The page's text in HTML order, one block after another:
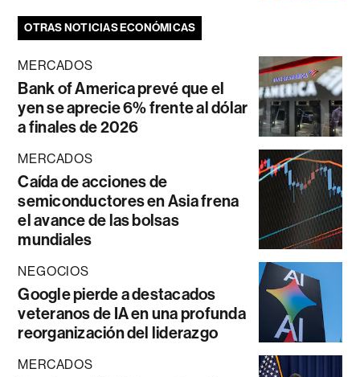
OTRAS NOTICIAS ECONÓMICAS
MERCADOS
Bank of America prevé que el
yen se aprecie 6% frente al dólar
a finales de 2026
MERCADOS
Caída de acciones de
semiconductores en Asia frena
el avance de las bolsas
mundiales
NEGOCIOS
Google pierde a destacados
veteranos de IA en una profunda
reorganización del liderazgo
MERCADOS